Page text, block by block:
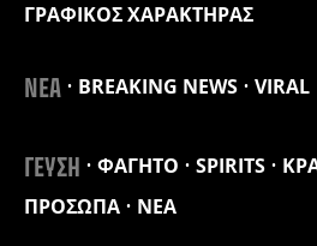
ΓΡΑΦΙΚΟΣ ΧΑΡΑΚΤΗΡΑΣ
ΝΕΑ BREAKING NEWS VIRAL
ΓΕΥΣΗ ΦΑΓΗΤΟ SPIRITS
ΠΡΟΣΩΠΑ
ΝΕΑ